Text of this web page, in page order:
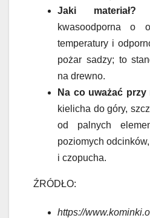
Jaki materiał?
kwasoodporna o
temperatury i
pożar sadzy; to
na drewno.
Na co uważać przy
kielicha do góry,
od palnych
poziomych
i czopucha.
ŹRÓDŁO:
https://